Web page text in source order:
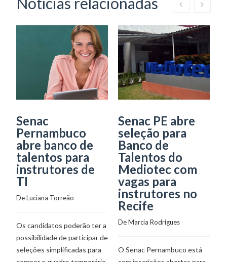
Senac
Pernambuco
abre banco de
talentos para
instrutores de
TI
De Luciana Torreão
Os candidatos poderão ter a
possibilidade de participar de
seleções simplificadas para
Senac PE abre
seleção para
Banco de
Talentos do
Mediotec com
vagas para
instrutores no
Recife
De Marcia Rodrigues
O Senac Pernambuco está